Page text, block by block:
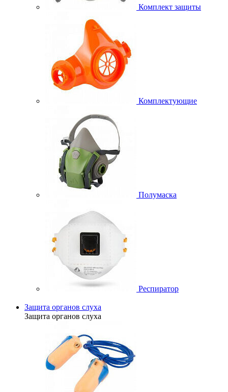
Комплект защиты
Комплектующие
Полумаска
Респиратор
Защита органов слуха
Защита органов слуха